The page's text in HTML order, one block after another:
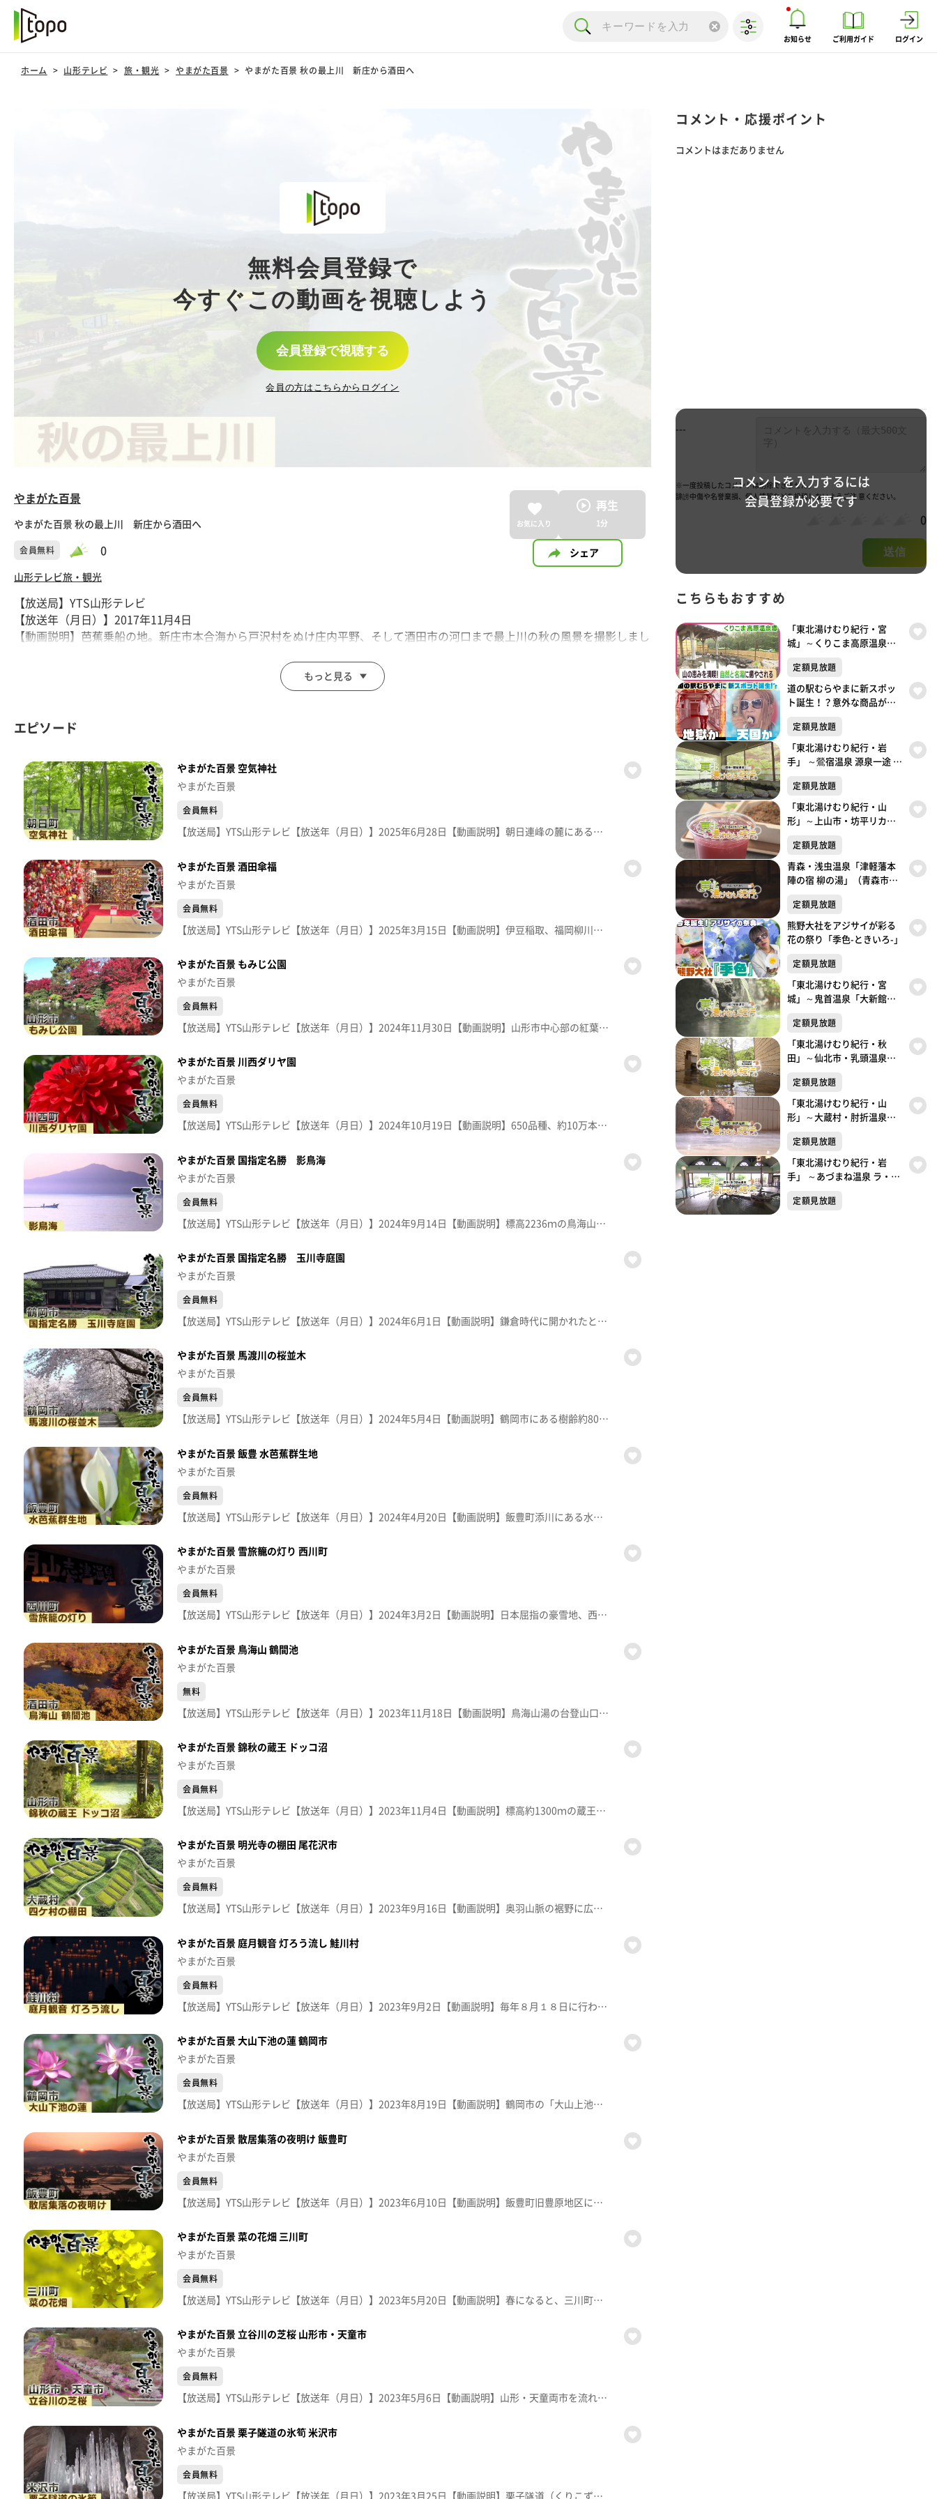
お知らせ ご利用ガイド ログイン
ホーム 山形テレビ 旅・観光 やまがた百景 やまがた百景 秋の最上川 新庄から酒田へ
無料会員登録で
今すぐこの動画を視聴しよう
会員登録で視聴する
会員の方はこちらからログイン
やまがた百景
やまがた百景 秋の最上川 新庄から酒田へ
会員無料 0
お気に入り
再生
1 分
シェア
山形テレビ旅・観光
【放送局】YTS山形テレビ
【放送年（月日）】2017年11月4日
【動画説明】芭蕉乗船の地。新庄市本合海から戸沢村をぬけ庄内平野、そして酒田市の河口まで最上川の秋の風景を撮影しまし
もっと見る
エピソード
やまがた百景 空気神社
やまがた百景
会員無料
【放送局】YTS山形テレビ【放送年（月日）】2025年6月28日【動画説明】朝日連峰の麓にある、世界でも類のない「空気」が御神体の神社。空気の恩恵に感謝し自然の恵みを大切にしようと1990年建立。地下の本殿に空気が祀られている。町は世界環境デーの6月5日を「朝日町空気の日」に制定。
やまがた百景 酒田傘福
やまがた百景
会員無料
【放送局】YTS山形テレビ【放送年（月日）】2025年3月15日【動画説明】伊豆稲取、福岡柳川と並び、日本三大つるし飾りと言われる「酒田傘福」。江戸時代から子孫繁栄や子の幸せを願って製作・奉納されてきた風習。酒田市の料亭「山王くらぶ」には、傘福が常設展示されている。
やまがた百景 もみじ公園
やまがた百景
会員無料
【放送局】YTS山形テレビ【放送年（月日）】2024年11月30日【動画説明】山形市中心部の紅葉の名所。江戸時代に作庭された「宝幢寺」庭園を市が整備。閑雅な池泉回遊式庭園には品種の異なるもみじが多数植えられ、秋には色濃く紅葉する。
やまがた百景 川西ダリヤ園
やまがた百景
会員無料
【放送局】YTS山形テレビ【放送年（月日）】2024年10月19日【動画説明】650品種、約10万本のダリアが、8月～11月初旬に咲き誇る。園内には遊歩道も整備され、各国のダリアが人々を楽しませてくれる。 ＊園名は明治～大正に使われていた呼び名「ダリヤ」で表記。
やまがた百景 国指定名勝 影鳥海
やまがた百景
会員無料
【放送局】YTS山形テレビ【放送年（月日）】2024年9月14日【動画説明】標高2236ｍの鳥海山。山頂から、晴れた日の早朝にわずか10分程しか見られないという「影鳥海」。ご来光を浴びた鳥海山の影が、日本海に投影されて浮かび上がる奇跡の絶景。
やまがた百景 国指定名勝 玉川寺庭園
やまがた百景
会員無料
【放送局】YTS山形テレビ【放送年（月日）】2024年6月1日【動画説明】鎌倉時代に開かれたと伝わる鶴岡市の玉川寺。名園と言われる庭園は１９８７年に国の名勝に指定。四季折々の花々が楽しめ、春には珍しいクリンソウが境内に咲き誇る。
やまがた百景 馬渡川の桜並木
やまがた百景
会員無料
【放送局】YTS山形テレビ【放送年（月日）】2024年5月4日【動画説明】鶴岡市にある樹齢約80年の馬渡川桜並木。 赤川土手の「やすらぎ公園」と合わせて約２．２ｋｍにも及ぶ桜の回廊。鳥海山や月山も望める景色は、映画の撮影地としても知られている。
やまがた百景 飯豊 水芭蕉群生地
やまがた百景
会員無料
【放送局】YTS山形テレビ【放送年（月日）】2024年4月20日【動画説明】飯豊町添川にある水芭蕉群生地で、約一万株以上が自生。４月中旬頃から咲き始める可憐な水芭蕉は、雪解けとともに春を告げてくれる。遊歩道も整備され散策も楽しめる。
やまがた百景 雪旅籠の灯り 西川町
やまがた百景
会員無料
【放送局】YTS山形テレビ【放送年（月日）】2024年3月2日【動画説明】日本屈指の豪雪地、西川町志津地区。出羽三山行者の宿場町として栄えた約４００年前の旅籠の街並みを雪で再現するイベント。ろうそくの幻想的な灯りが優しく包み込む。
やまがた百景 鳥海山 鶴間池
やまがた百景
無料
【放送局】YTS山形テレビ【放送年（月日）】2023年11月18日【動画説明】鳥海山湯の台登山口の途中にある鶴間池。新緑や紅葉の時期は、トレッキングや写真スポットとして人気。モリアオガエルの繁殖地として県指定天然記念物になっている。
やまがた百景 錦秋の蔵王 ドッコ沼
やまがた百景
会員無料
【放送局】YTS山形テレビ【放送年（月日）】2023年11月4日【動画説明】標高約1300ｍの蔵王中央高原にある神秘的な「ドッコ沼」。日差しの角度によって湖面がエメラルドグリーンや青色に変化する。 秋は紅葉狩りを楽しめる人気スポット。
やまがた百景 明光寺の棚田 尾花沢市
やまがた百景
会員無料
【放送局】YTS山形テレビ【放送年（月日）】2023年9月16日【動画説明】奥羽山脈の裾野に広がる尾花沢市中島の棚田。地区には湧水も多く、地域の人がホタル舞う棚田として環境保全に取り組んでいる。県が指定する「やまがた棚田２０選」に選ばれている。
やまがた百景 庭月観音 灯ろう流し 鮭川村
やまがた百景
会員無料
【放送局】YTS山形テレビ【放送年（月日）】2023年9月2日【動画説明】毎年８月１８日に行われる庭月観音灯ろう流し。ご詠歌や般若心経が奉納される中、先祖供養の灯ろうが鮭川を流れゆく光景は、見る人を幽玄の世界へと誘う。仏式としては東北随一と言われる。
やまがた百景 大山下池の蓮 鶴岡市
やまがた百景
会員無料
【放送局】YTS山形テレビ【放送年（月日）】2023年8月19日【動画説明】鶴岡市の「大山上池・下池」。7月下旬～8月下旬に蓮の花が見ごろを迎える。平成20年には、水鳥などの生息地として国際的に重要な湿地であると認められ「ラムサール条約」に登録された。
やまがた百景 散居集落の夜明け 飯豊町
やまがた百景
会員無料
【放送局】YTS山形テレビ【放送年（月日）】2023年6月10日【動画説明】飯豊町旧豊原地区に広がる田園散居集落。５月下旬頃、展望台からは、田んぼの水面に集落が逆さ絵のように映り込む景観が楽しめる。
やまがた百景 菜の花畑 三川町
やまがた百景
会員無料
【放送局】YTS山形テレビ【放送年（月日）】2023年5月20日【動画説明】春になると、三川町では各所に菜の花が咲き誇り、鳥海山や月山を背景に、黄色のじゅうたんが広がる。５月の大型連休には「菜の花まつり」も開催される。
やまがた百景 立谷川の芝桜 山形市・天童市
やまがた百景
会員無料
【放送局】YTS山形テレビ【放送年（月日）】2023年5月6日【動画説明】山形・天童両市を流れる立谷川河川敷の全長約600メートルに広がる芝桜。秋にはキバナコスモスも楽しめる人気の観光スポット
やまがた百景 栗子隧道の氷筍 米沢市
やまがた百景
会員無料
【放送局】YTS山形テレビ【放送年（月日）】2023年3月25日【動画説明】栗子隧道（くりこずいどう）は、米沢市と福島市の県境にある道路トンネル。真冬にはみごとな氷筍を見ることができます。
コメント・応援ポイント
コメントはまだありません
コメントを入力するには
会員登録が必要です
---
※一度投稿したコメントは削除できません。
誹謗中傷や名誉棄損、個人情報などを投稿しないようご注 意ください。
0
送信
こちらもおすすめ
「東北湯けむり紀行・宮
城」～くりこま高原温泉郷
定額見放題
道の駅むらやまに新スポッ
ト誕生！？意外な商品が人
だけしか楽しめない極上の
楽しみ方がここにあった！
定額見放題
「東北湯けむり紀行・岩
手」 ～鶯宿温泉 源泉一途 岩
定額見放題
「東北湯けむり紀行・山
形」～上山市・坊平リカバ
行定額見放題
青森・浅虫温泉「津軽藩本
陣の宿 柳の湯」（青森市）
旅～「東北湯けむり紀行」
～
定額見放題
熊野大社をアジサイが彩る
花の祭り「季色-ときいろ-」
定額見放題
「東北湯けむり紀行・宮
城」～鬼首温泉「大新館」
定額見放題
「東北湯けむり紀行・秋
田」～仙北市・乳頭温泉郷
定額見放題
「東北湯けむり紀行・山
形」～大蔵村・肘折温泉～
定額見放題
「東北湯けむり紀行・岩
手」 ～あづまね温泉 ラ・フ
定額見放題